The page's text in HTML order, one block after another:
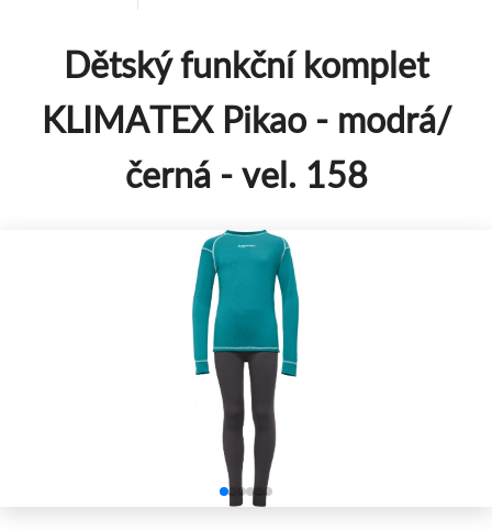
Dětský funkční komplet
KLIMATEX Pikao - modrá/
černá - vel. 158